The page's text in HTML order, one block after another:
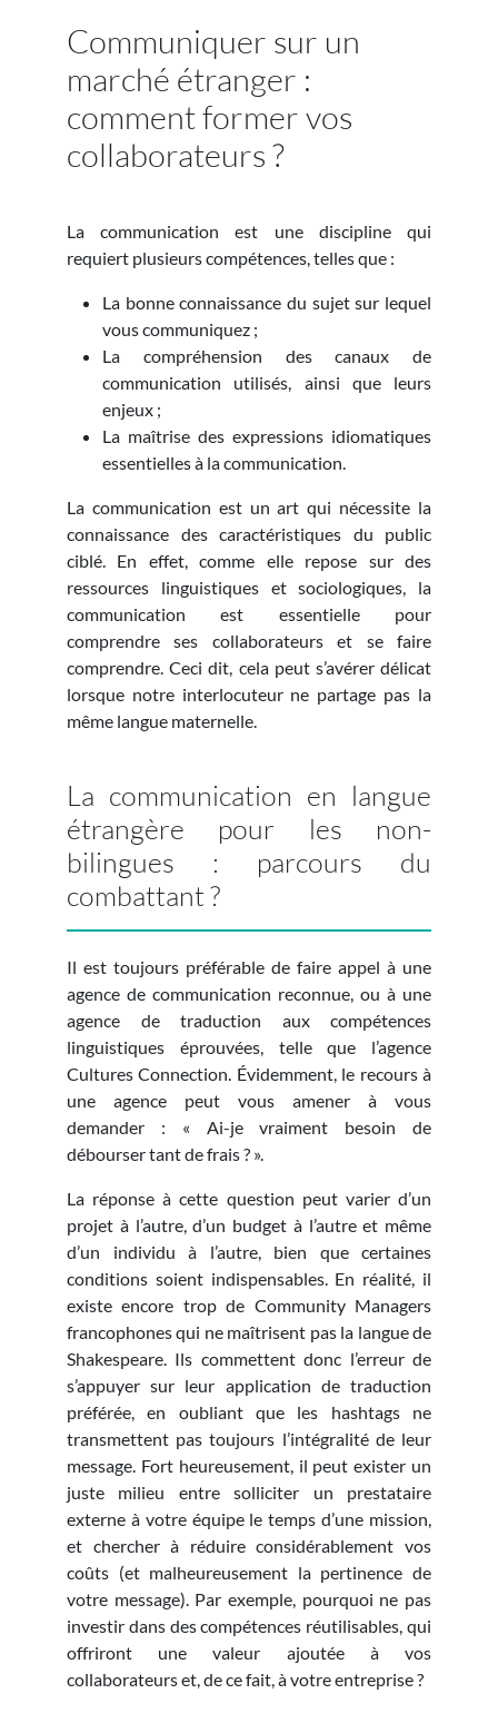
Communiquer sur un
marché étranger :
comment former vos
collaborateurs ?
La communication est une discipline qui
requiert plusieurs compétences, telles que :
La bonne connaissance du sujet sur lequel
vous communiquez ;
La compréhension des canaux de
communication utilisés, ainsi que leurs
enjeux ;
La maîtrise des expressions idiomatiques
essentielles à la communication.
La communication est un art qui nécessite la
connaissance des caractéristiques du public
ciblé. En effet, comme elle repose sur des
ressources linguistiques et sociologiques, la
communication est essentielle pour
comprendre ses collaborateurs et se faire
comprendre. Ceci dit, cela peut s’avérer délicat
lorsque notre interlocuteur ne partage pas la
même langue maternelle.
La communication en langue
étrangère pour les non-
bilingues : parcours du
combattant ?
Il est toujours préférable de faire appel à une
agence de communication reconnue, ou à une
agence de traduction aux compétences
linguistiques éprouvées, telle que l’agence
Cultures Connection. Évidemment, le recours à
une agence peut vous amener à vous
demander : « Ai-je vraiment besoin de
débourser tant de frais ? ».
La réponse à cette question peut varier d’un
projet à l’autre, d’un budget à l’autre et même
d’un individu à l’autre, bien que certaines
conditions soient indispensables. En réalité, il
existe encore trop de Community Managers
francophones qui ne maîtrisent pas la langue de
Shakespeare. Ils commettent donc l’erreur de
s’appuyer sur leur application de traduction
préférée, en oubliant que les hashtags ne
transmettent pas toujours l’intégralité de leur
message. Fort heureusement, il peut exister un
juste milieu entre solliciter un prestataire
externe à votre équipe le temps d’une mission,
et chercher à réduire considérablement vos
coûts (et malheureusement la pertinence de
votre message). Par exemple, pourquoi ne pas
investir dans des compétences réutilisables, qui
offriront une valeur ajoutée à vos
collaborateurs et, de ce fait, à votre entreprise ?